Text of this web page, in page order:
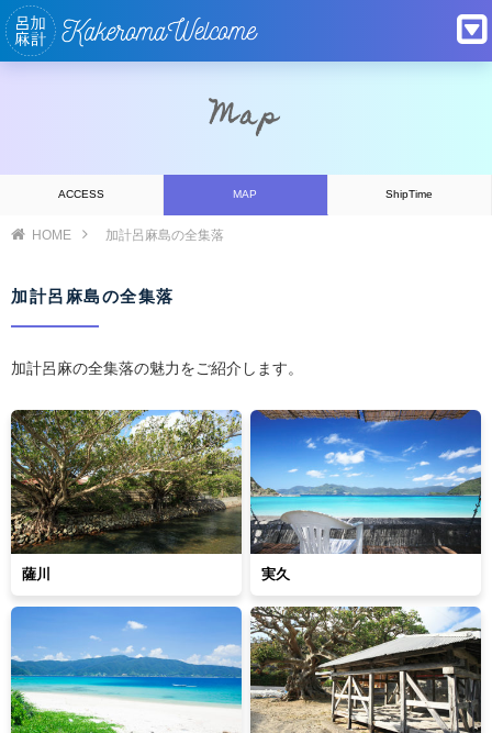
Map
ACCESS MAP ShipTime
HOME 加計呂麻島の全集落
加計呂麻島の全集落
加計呂麻の全集落の魅力をご紹介します。
薩川 実久